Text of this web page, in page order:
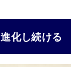
化し続ける